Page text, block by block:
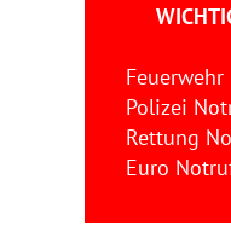
Polizei
Rettung
Euro